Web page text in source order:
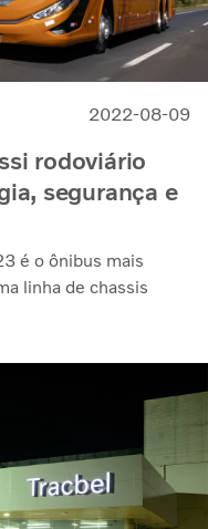
2022-08-09
rodoviário
segurança e
é o ônibus mais
linha de chassis